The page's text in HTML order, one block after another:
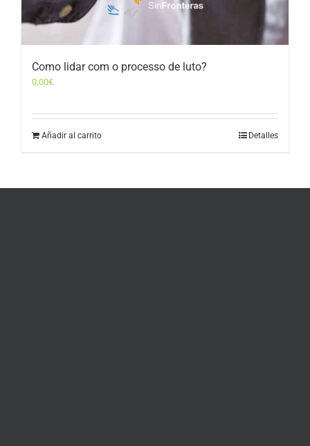
Como lidar com o processo de luto?
0,00€
Añadir al carrito Detalles